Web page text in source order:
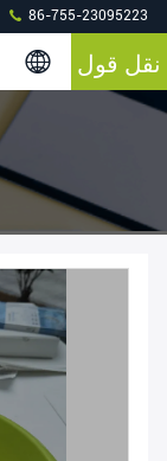
86-755-23095223
نقل قول